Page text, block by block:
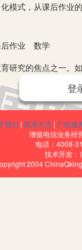
模式，从课后作
作业 数学
究的焦点之一。
挑战。常规性小
综合实践运用能
多种资源开展探
方式，与小学生
与教学中可以看
登
我们 | 联系方式 | 广告服
增值电信业务经
电话：4008-
技术开发：
2004